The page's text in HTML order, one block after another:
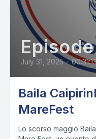
Episode
July 31, 2025 •
Baila
MareFest
Lo scorso maggio